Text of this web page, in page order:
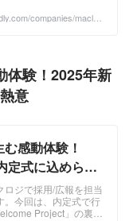
間との出会いと自分
companies/maclog
験！2025年新
意
感動体験！
定式に込められ
熱意～ 内定式
ュース
ロジで採用/広報を担当
。今回は、内定式で行
Project」の裏側